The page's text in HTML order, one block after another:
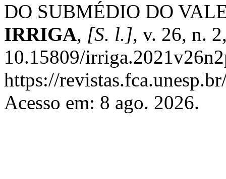
DO SUBMÉDIO DO
IRRIGA, [S. l.], v. 26, n.
10.15809/
https://
Acesso em: 8 ago. 2026.